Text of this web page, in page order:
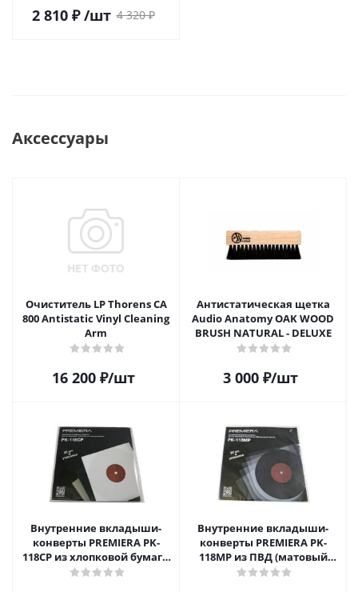
2 810₽ /шт 4 320₽
Аксессуары
Очиститель LP Thorens CA
800 Antistatic Vinyl Cleaning
Arm
16 200₽/шт
Антистатическая щетка
Audio Anatomy OAK WOOD
BRUSH NATURAL - DELUXE
3 000₽/шт
Внутренние вкладыши-
конверты PREMIERA PK-
118CP из хлопковой бумаги
для 12" виниловых
Внутренние вкладыши-
конверты PREMIERA PK-
118MP из ПВД (матовый
пластик) для 12" виниловых